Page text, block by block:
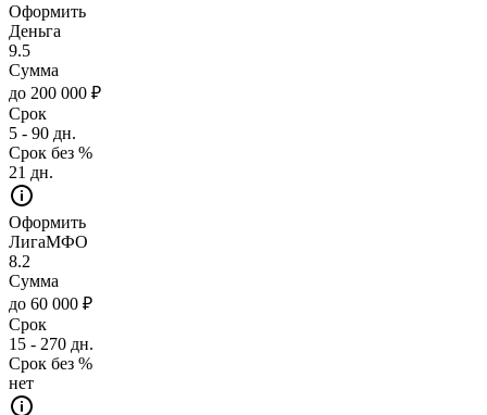
Оформить
Деньга
9.5
Сумма
до 200 000 ₽
Срок
5 - 90 дн.
Срок без %
21 дн.
Оформить
ЛигаМФО
8.2
Сумма
до 60 000 ₽
Срок
15 - 270 дн.
Срок без %
нет